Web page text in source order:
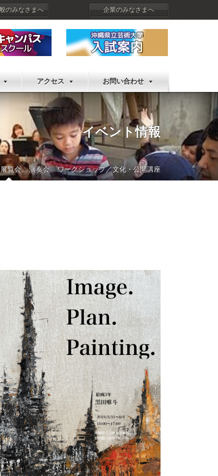
のみなさまへ 企業のみなさまへ
アクセス お問い合わせ
イベント情報
展覧会 演奏会 ワークショップ／文化・公開講座